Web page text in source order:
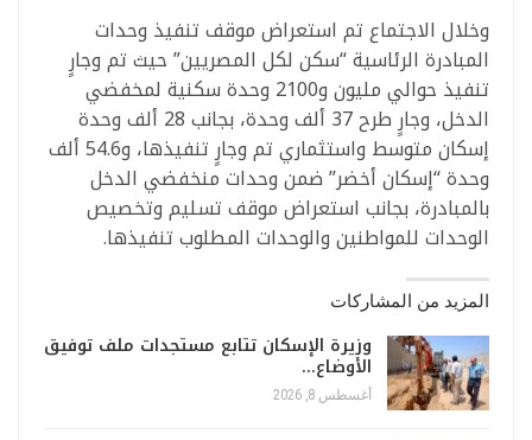
وخلال الاجتماع تم استعراض موقف تنفيذ وحدات
المبادرة الرئاسية “سكن لكل المصريين” حيث تم وجارٍ
تنفيذ حوالي مليون و2100 وحدة سكنية لمخفضي
الدخل، وجارٍ طرح 37 ألف وحدة، بجانب 28 ألف وحدة
إسكان متوسط واستثماري تم وجارٍ تنفيذها، و54.6 ألف
وحدة “إسكان أخضر” ضمن وحدات منخفضي الدخل
بالمبادرة، بجانب استعراض موقف تسليم وتخصيص
الوحدات للمواطنين والوحدات المطلوب تنفيذها.
المزيد من المشاركات
وزيرة الإسكان تتابع مستجدات ملف توفيق
الأوضاع…
أغسطس 8, 2026